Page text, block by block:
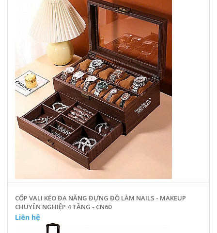
CỐP VALI KÉO ĐA NĂNG ĐỰNG ĐỒ LÀM NAILS - MAKEUP
CHUYÊN NGHIỆP 4 TẦNG - CN60
Liên hệ